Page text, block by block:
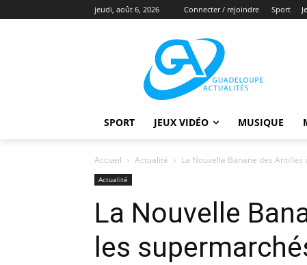
jeudi, août 6, 2026 Connecter / rejoindre Sport
SPORT JEUX VIDÉO MUSIQUE
Accueil Actualité La Nouvelle Banane des
Actualité
La Nouvelle
les